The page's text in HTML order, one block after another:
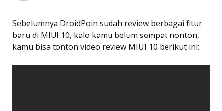
Sebelumnya DroidPoin sudah review berbagai fitur
baru di MIUI 10, kalo kamu belum sempat nonton,
kamu bisa tonton video review MIUI 10 berikut ini: